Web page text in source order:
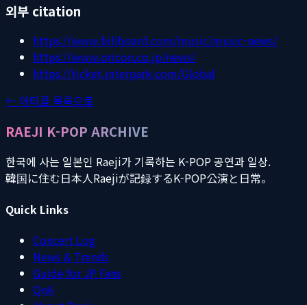
외부 citation
https://www.billboard.com/music/music-news/
https://www.oricon.co.jp/news/
https://ticket.interpark.com/Global
← 아티클 목록으로
RAEJI K-POP ARCHIVE
한국에 사는 일본인 Raeji가 기록하는 K-POP 공연과 일상.
韓国に住む日本人Raejiが記録するK-POP公演と日常。
Quick Links
Concert Log
News & Trends
Guide for JP Fans
QnA